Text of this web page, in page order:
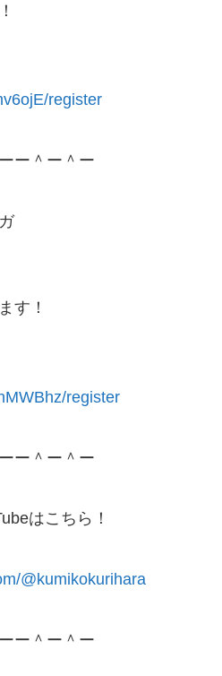
register
ー＾ー＾ー
す！
register
ー＾ー＾ー
はこちら！
@kumikokurihara
ー＾ー＾ー